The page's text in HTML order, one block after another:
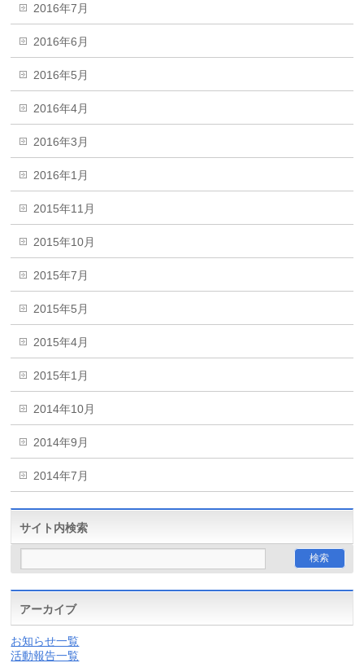
2016年7月
2016年6月
2016年5月
2016年4月
2016年3月
2016年1月
2015年11月
2015年10月
2015年7月
2015年5月
2015年4月
2015年1月
2014年10月
2014年9月
2014年7月
サイト内検索
アーカイブ
お知らせ一覧
活動報告一覧